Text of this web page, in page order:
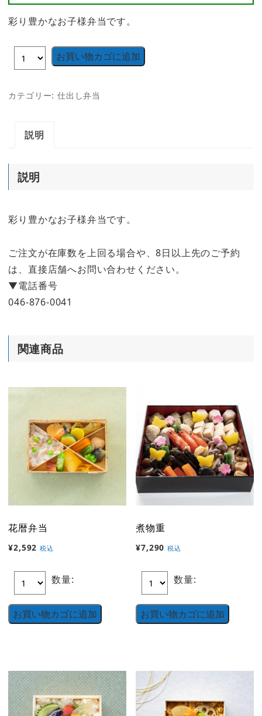
彩り豊かなお子様弁当です。
お買い物カゴに追加
カテゴリー: 仕出し弁当
説明
説明
彩り豊かなお子様弁当です。
ご注文が在庫数を上回る場合や、8日以上先のご予約
は、直接店舗へお問い合わせください。
▼電話番号
046-876-0041
関連商品
花暦弁当
¥2,592 税込
数量:
お買い物カゴに追加
煮物重
¥7,290 税込
数量:
お買い物カゴに追加